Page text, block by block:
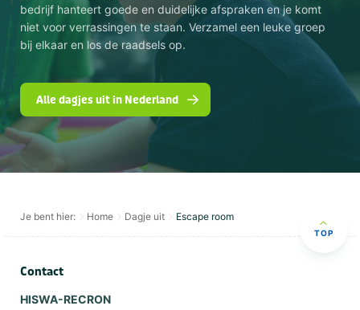
bedrijf hanteert goede en duidelijke afspraken en je komt
niet voor verrassingen te staan. Verzamel een leuke groep
bij elkaar en los de raadsels op.
Alle dagjes uit in Nederland
Je bent hier: Home Dagje uit Escape room
TOP
Contact
HISWA-RECRON